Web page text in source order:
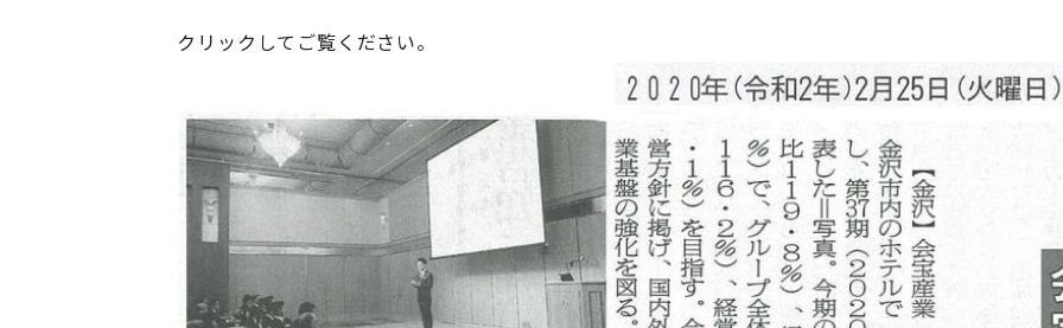
クリックしてご覧ください。